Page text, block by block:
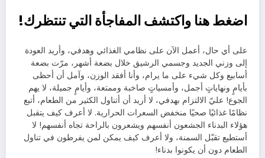
اضغط هنا واكتشف المفاجأة التي تنتظرك!
على أي حال، أعمل الآن على نظامي الغذائي وهدفي، وأريد العودة
إلى وزني الجديد وجسمي الرشيق خلال بضعة أشهر، مرّت بضعة
أسابيع وكل شيء على ما يرام، وأنا أفقد الوزن، وآمل أن أحظى
بأيامٍ ونهاياتٍ أجمل، وأمسياتٍ صاخبة وممتعة، وأيامٍ جميلة، لا يهم
الجوع! عليّ الالتزام بهدفي، لا أريد أن أتناول الكثير من الطعام، أتبع
نظامًا غذائيًا صحيًا منخفض السعرات الحرارية. لا أعرف كيف يتقبل
هؤلاء البدناء الجشعون أنفسهم ويشعرون بالراحة تجاه أنفسهم! لا
أستطيع تقبّل السمنة، ولا أعرف كيف يمكن لمن يفرطون في تناول
الطعام دون أن يكونوا بدناء!